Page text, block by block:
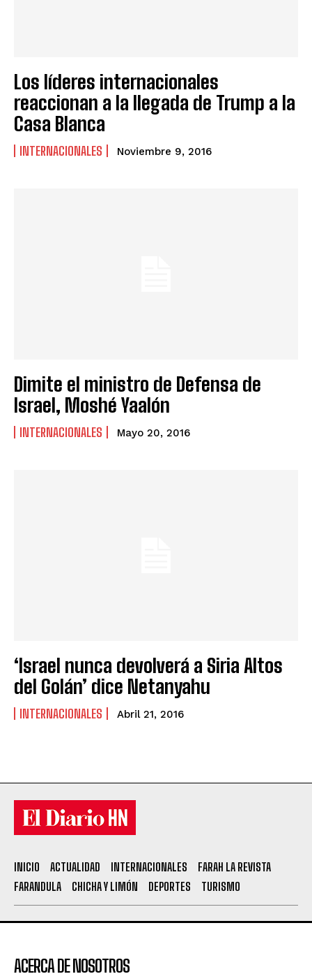
Los líderes internacionales
reaccionan a la llegada de Trump a la
Casa Blanca
INTERNACIONALES Noviembre 9, 2016
Dimite el ministro de Defensa de
Israel, Moshé Yaalón
INTERNACIONALES Mayo 20, 2016
‘Israel nunca devolverá a Siria Altos
del Golán’ dice Netanyahu
INTERNACIONALES Abril 21, 2016
INICIO ACTUALIDAD INTERNACIONALES
FARAH LA REVISTA
FARANDULA
CHICHA Y LIMÓN DEPORTES TURISMO
ACERCA DE NOSOTROS